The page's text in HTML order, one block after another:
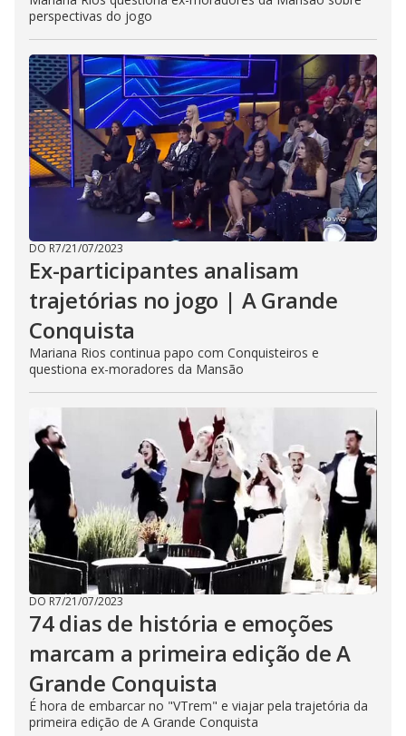
perspectivas do jogo
DO R7/21/07/2023
Ex-participantes analisam
trajetórias no jogo | A Grande
Conquista
Mariana Rios continua papo com Conquisteiros e
questiona ex-moradores da Mansão
DO R7/21/07/2023
74 dias de história e emoções
marcam a primeira edição de A
Grande Conquista
É hora de embarcar no "VTrem" e viajar pela trajetória da
primeira edição de A Grande Conquista